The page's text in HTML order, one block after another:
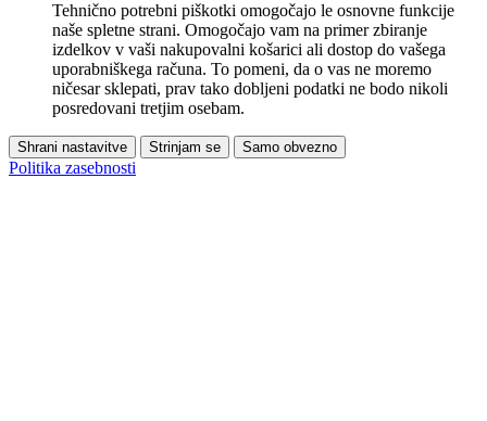
Tehnično potrebni piškotki omogočajo le osnovne funkcije
naše spletne strani. Omogočajo vam na primer zbiranje
izdelkov v vaši nakupovalni košarici ali dostop do vašega
uporabniškega računa. To pomeni, da o vas ne moremo
ničesar sklepati, prav tako dobljeni podatki ne bodo nikoli
posredovani tretjim osebam.
Shrani nastavitve Strinjam se Samo obvezno
Politika zasebnosti